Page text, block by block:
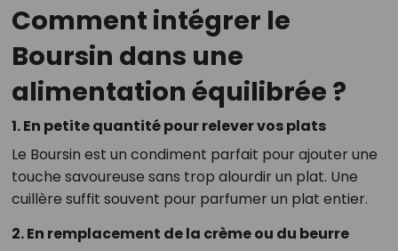
Comment intégrer le
Boursin dans une
alimentation équilibrée ?
1. En petite quantité pour relever vos plats
Le Boursin est un condiment parfait pour ajouter une
touche savoureuse sans trop alourdir un plat. Une
cuillère suffit souvent pour parfumer un plat entier.
2. En remplacement de la crème ou du beurre